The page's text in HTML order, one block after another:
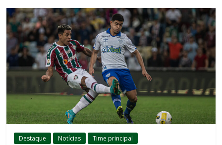
Destaque Notícias Time principal